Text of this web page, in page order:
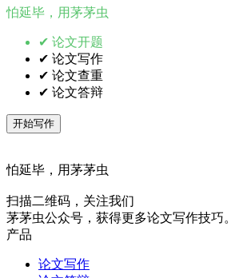
怕延毕，用茅茅虫
✔ 论文开题
✔ 论文写作
✔ 论文查重
✔ 论文答辩
开始写作
怕延毕，用茅茅虫
扫描二维码，关注我们
茅茅虫公众号，获得更多论文写作技巧。
产品
论文写作